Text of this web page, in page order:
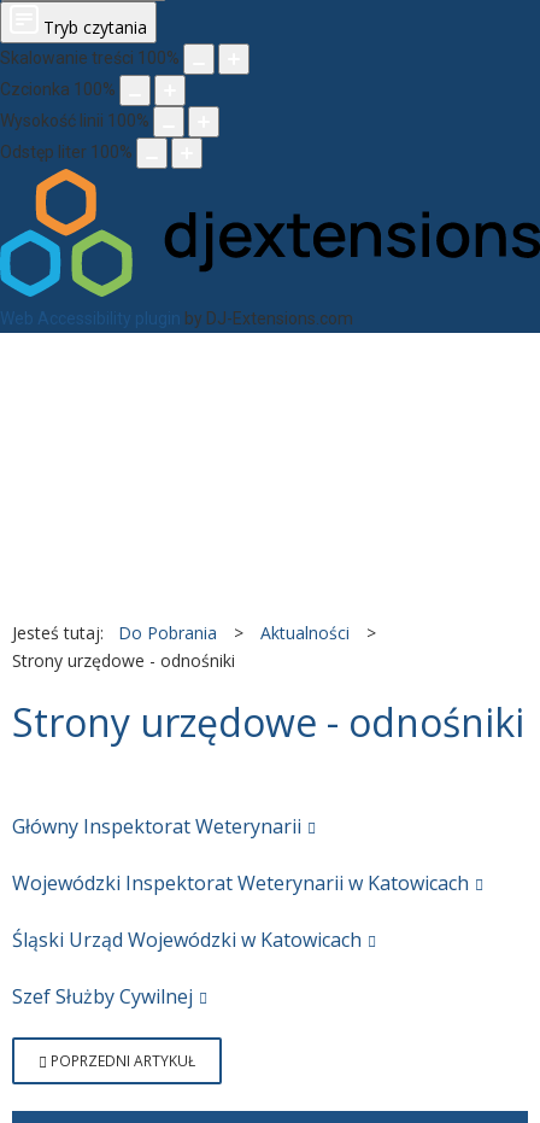
Tryb czytania
Skalowanie treści 100%
Czcionka 100%
Wysokość linii 100%
Odstęp liter 100%
Web Accessibility plugin by DJ-Extensions.com
Jesteś tutaj: Do Pobrania > Aktualności
>
Strony urzędowe - odnośniki
Strony urzędowe - odnośniki
Główny Inspektorat Weterynarii
Wojewódzki Inspektorat Weterynarii w Katowicach
Śląski Urząd Wojewódzki w Katowicach
Szef Służby Cywilnej
POPRZEDNI ARTYKUŁ